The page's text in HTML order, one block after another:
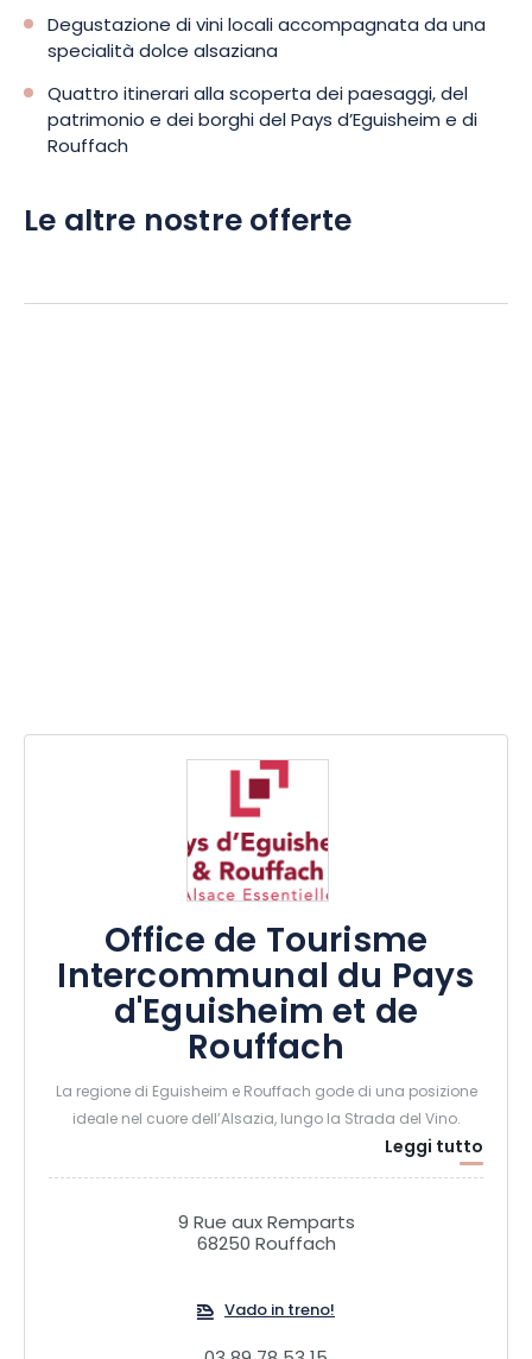
Degustazione di vini locali accompagnata da una
specialità dolce alsaziana
Quattro itinerari alla scoperta dei paesaggi, del
patrimonio e dei borghi del Pays d’Eguisheim e di
Rouffach
Le altre nostre offerte
Office de Tourisme
Intercommunal du Pays
d'Eguisheim et de
Rouffach
La regione di Eguisheim e Rouffach gode di una posizione
ideale nel cuore dell’Alsazia, lungo la Strada del Vino.
La nostra destinazione saprà conquistarvi con le sue
numerose attività ricreative, i percorsi escursionistici a piedi
alsaziani e la sua variegata offerta di alloggi e ristorazione.
Leggi tutto
9 Rue aux Remparts
68250 Rouffach
Vado in treno!